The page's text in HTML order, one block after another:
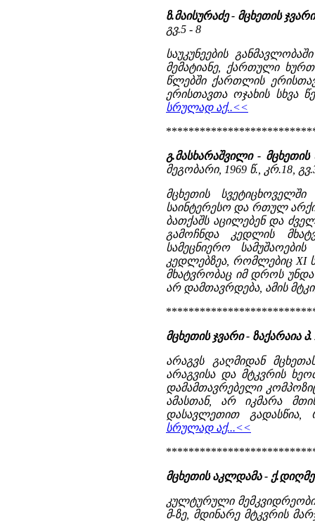
ზ.მაისურაძე - მცხეთის
გვ.5 - 8
საუკუნეების
მემატიანე, ქართული
წლებში ქართლის
ერისთავთა ოჯახის სხვა
სრულად აქ..<<
გ.მასხარაშვილი -
მეგობარი, 1969 წ., კრ.18,
მცხეთის
საინტერესო და რთულ
ბათქაშს აცილებენ და
გამოჩნდა კედლის
სამეცნიერო
კედლებზეა, რომლებიც XI
მხატვრობაც იმ დროს უნდა
არ დამთავრდება, ამის
მცხეთის ჯვარი - ზაქარაია
არაგვს გაღმიდან
არაგვისა და მტკვრის
დამამთავრებელი
ამასთან, არ იკმარა
დასავლეთით გადასწია,
სრულად აქ...<<
მცხეთის აკლდამა -
კულტურული
მ-ზე, მდინარე მტკვრის